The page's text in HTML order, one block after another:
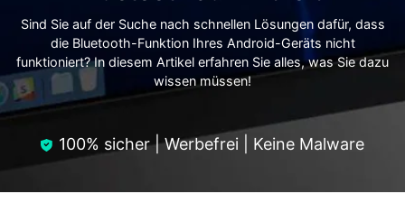
Presseraum
Shop
Weitere Tools und Apps
Full Toolkit anzeigen >
Entdecken Sie weitere Dr.Fone-Lösungen
Lernen und Unterstützung
Ressourcen & Lernen
Hilfe und Unterstützung erhalten
Android 16 FRP-Umgehung
DOWNLOAD Anmelden
Sind Sie auf der Suche nach schnellen Lösungen dafür, dass
die Bluetooth-Funktion Ihres Android-Geräts nicht
funktioniert? In diesem Artikel erfahren Sie alles, was Sie dazu
wissen müssen!
100% sicher | Werbefrei | Keine Malware